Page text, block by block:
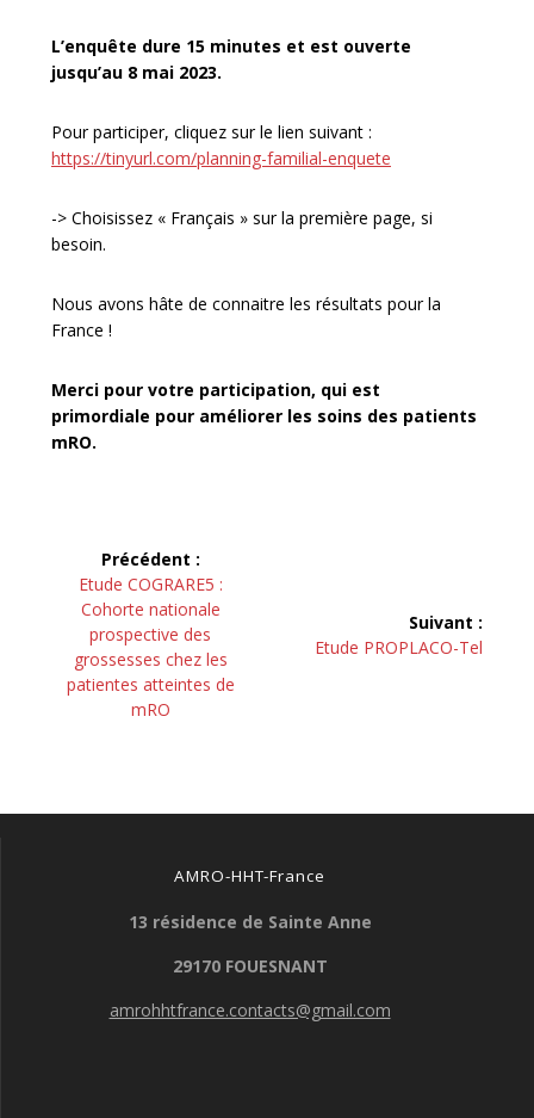
L’enquête dure 15 minutes et est ouverte
jusqu’au 8 mai 2023.
Pour participer, cliquez sur le lien suivant :
https://tinyurl.com/planning-familial-enquete
-> Choisissez « Français » sur la première page, si
besoin.
Nous avons hâte de connaitre les résultats pour la
France !
Merci pour votre participation, qui est
primordiale pour améliorer les soins des patients
mRO.
Navigation
l’article
Précédent :
Article
précédent :
Etude COGRARE5 :
Cohorte nationale
prospective des
grossesses chez les
patientes atteintes de
mRO
Suivant :
Article
Etude PROPLACO-Tel
AMRO-HHT-France
13 résidence de Sainte Anne
29170 FOUESNANT
amrohhtfrance.contacts@gmail.com